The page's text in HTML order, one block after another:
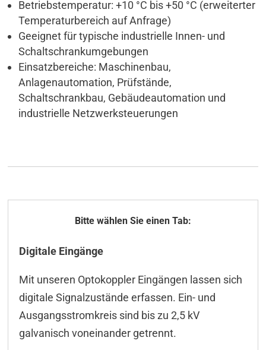
Betriebstemperatur: +10 °C bis +50 °C (erweiterter
Temperaturbereich auf Anfrage)
Geeignet für typische industrielle Innen- und
Schaltschrankumgebungen
Einsatzbereiche: Maschinenbau,
Anlagenautomation, Prüfstände,
Schaltschrankbau, Gebäudeautomation und
industrielle Netzwerksteuerungen
Konfiguration
Programmierung/API
Digitale Eingänge
Mit unseren Optokoppler Eingängen lassen sich
digitale Signalzustände erfassen. Ein- und
Ausgangsstromkreis sind bis zu 2,5 kV
galvanisch voneinander getrennt.